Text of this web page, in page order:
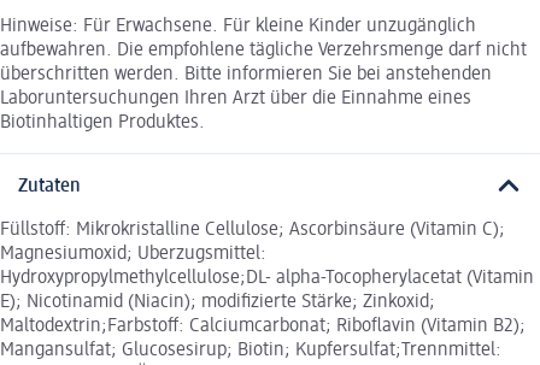
Hinweise: Für Erwachsene. Für kleine Kinder unzugänglich
aufbewahren. Die empfohlene tägliche Verzehrsmenge darf nicht
überschritten werden. Bitte informieren Sie bei anstehenden
Laboruntersuchungen Ihren Arzt über die Einnahme eines
Biotinhaltigen Produktes.
Zutaten
Füllstoff: Mikrokristalline Cellulose; Ascorbinsäure (Vitamin C);
Magnesiumoxid; Uberzugsmittel:
Hydroxypropylmethylcellulose;DL- alpha-Tocopherylacetat (Vitamin
E); Nicotinamid (Niacin); modifizierte Stärke; Zinkoxid;
Maltodextrin;Farbstoff: Calciumcarbonat; Riboflavin (Vitamin B2);
Mangansulfat; Glucosesirup; Biotin; Kupfersulfat;Trennmittel: